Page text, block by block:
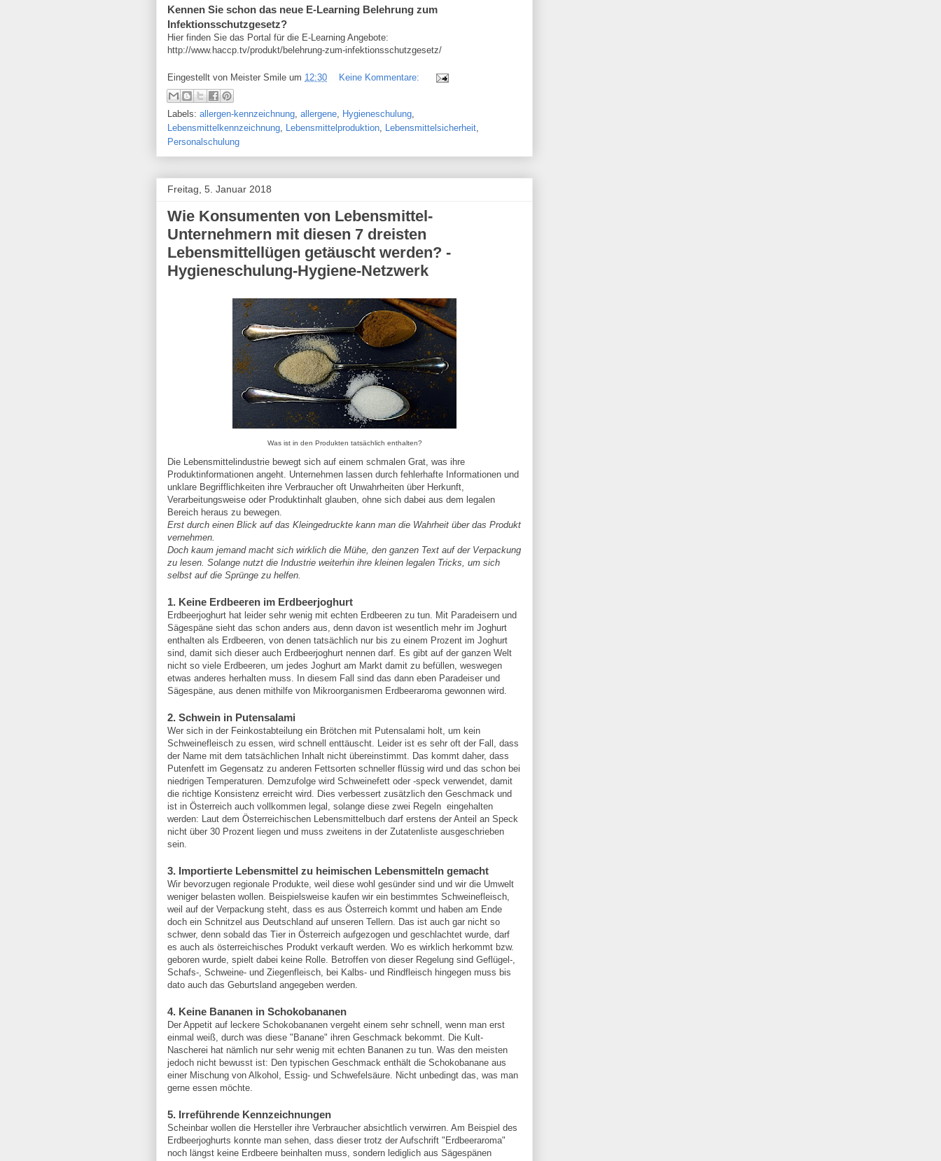
Kennen Sie schon das neue E-Learning Belehrung zum
Infektionsschutzgesetz?
Hier finden Sie das Portal für die E-Learning Angebote:
http://www.haccp.tv/produkt/belehrung-zum-infektionsschutzgesetz/
Eingestellt von Meister Smile um 12:30 Keine Kommentare:
Labels: allergen-kennzeichnung, allergene, Hygieneschulung,
Lebensmittelkennzeichnung, Lebensmittelproduktion, Lebensmittelsicherheit,
Personalschulung
Freitag, 5. Januar 2018
Wie Konsumenten von Lebensmittel-
Unternehmern mit diesen 7 dreisten
Lebensmittellügen getäuscht werden? -
Hygieneschulung-Hygiene-Netzwerk
Was ist in den Produkten tatsächlich enthalten?
Die Lebensmittelindustrie bewegt sich auf einem schmalen Grat, was ihre
Produktinformationen angeht. Unternehmen lassen durch fehlerhafte Informationen und
unklare Begrifflichkeiten ihre Verbraucher oft Unwahrheiten über Herkunft,
Verarbeitungsweise oder Produktinhalt glauben, ohne sich dabei aus dem legalen
Bereich heraus zu bewegen.
Erst durch einen Blick auf das Kleingedruckte kann man die Wahrheit über das Produkt
vernehmen.
Doch kaum jemand macht sich wirklich die Mühe, den ganzen Text auf der Verpackung
zu lesen. Solange nutzt die Industrie weiterhin ihre kleinen legalen Tricks, um sich
selbst auf die Sprünge zu helfen.
1. Keine Erdbeeren im Erdbeerjoghurt
Erdbeerjoghurt hat leider sehr wenig mit echten Erdbeeren zu tun. Mit Paradeisern und
Sägespäne sieht das schon anders aus, denn davon ist wesentlich mehr im Joghurt
enthalten als Erdbeeren, von denen tatsächlich nur bis zu einem Prozent im Joghurt
sind, damit sich dieser auch Erdbeerjoghurt nennen darf. Es gibt auf der ganzen Welt
nicht so viele Erdbeeren, um jedes Joghurt am Markt damit zu befüllen, weswegen
etwas anderes herhalten muss. In diesem Fall sind das dann eben Paradeiser und
Sägespäne, aus denen mithilfe von Mikroorganismen Erdbeeraroma gewonnen wird.
2. Schwein in Putensalami
Wer sich in der Feinkostabteilung ein Brötchen mit Putensalami holt, um kein
Schweinefleisch zu essen, wird schnell enttäuscht. Leider ist es sehr oft der Fall, dass
der Name mit dem tatsächlichen Inhalt nicht übereinstimmt. Das kommt daher, dass
Putenfett im Gegensatz zu anderen Fettsorten schneller flüssig wird und das schon bei
niedrigen Temperaturen. Demzufolge wird Schweinefett oder -speck verwendet, damit
die richtige Konsistenz erreicht wird. Dies verbessert zusätzlich den Geschmack und
ist in Österreich auch vollkommen legal, solange diese zwei Regeln eingehalten
werden: Laut dem Österreichischen Lebensmittelbuch darf erstens der Anteil an Speck
nicht über 30 Prozent liegen und muss zweitens in der Zutatenliste ausgeschrieben
sein.
3. Importierte Lebensmittel zu heimischen Lebensmitteln gemacht
Wir bevorzugen regionale Produkte, weil diese wohl gesünder sind und wir die Umwelt
weniger belasten wollen. Beispielsweise kaufen wir ein bestimmtes Schweinefleisch,
weil auf der Verpackung steht, dass es aus Österreich kommt und haben am Ende
doch ein Schnitzel aus Deutschland auf unseren Tellern. Das ist auch gar nicht so
schwer, denn sobald das Tier in Österreich aufgezogen und geschlachtet wurde, darf
es auch als österreichisches Produkt verkauft werden. Wo es wirklich herkommt bzw.
geboren wurde, spielt dabei keine Rolle. Betroffen von dieser Regelung sind Geflügel-,
Schafs-, Schweine- und Ziegenfleisch, bei Kalbs- und Rindfleisch hingegen muss bis
dato auch das Geburtsland angegeben werden.
4. Keine Bananen in Schokobananen
Der Appetit auf leckere Schokobananen vergeht einem sehr schnell, wenn man erst
einmal weiß, durch was diese "Banane" ihren Geschmack bekommt. Die Kult-
Nascherei hat nämlich nur sehr wenig mit echten Bananen zu tun. Was den meisten
jedoch nicht bewusst ist: Den typischen Geschmack enthält die Schokobanane aus
einer Mischung von Alkohol, Essig- und Schwefelsäure. Nicht unbedingt das, was man
gerne essen möchte.
5. Irreführende Kennzeichnungen
Scheinbar wollen die Hersteller ihre Verbraucher absichtlich verwirren. Am Beispiel des
Erdbeerjoghurts konnte man sehen, dass dieser trotz der Aufschrift "Erdbeeraroma"
noch längst keine Erdbeere beinhalten muss, sondern lediglich aus Sägespänen